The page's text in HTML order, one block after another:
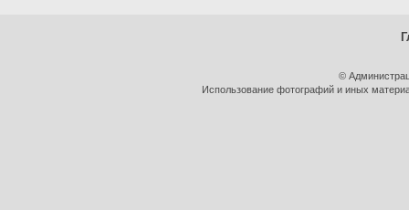
©
Использование фотографий и иных